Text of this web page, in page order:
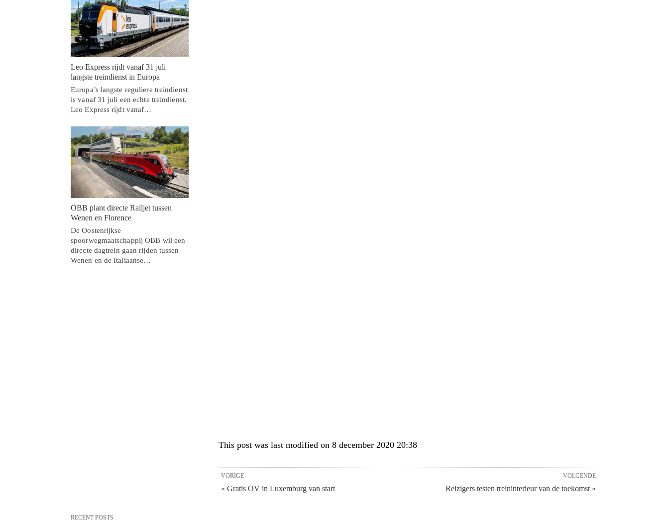
This post was last modified on 8 december 2020 20:38
VOLGENDE
Reizigers testen treininterieur van de toekomst »
VORIGE
« Gratis OV in Luxemburg van start
Leo Express rijdt vanaf 31 juli
langste treindienst in Europa
Europa’s langste reguliere treindienst
is vanaf 31 juli een echte treindienst.
Leo Express rijdt vanaf…
ÖBB plant directe Railjet tussen
Wenen en Florence
De Oostenrijkse
spoorwegmaatschappij ÖBB wil een
directe dagtrein gaan rijden tussen
Wenen en de Italiaanse…
RECENT POSTS